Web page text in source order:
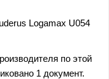
Logamax U054
по этой
1 документ.